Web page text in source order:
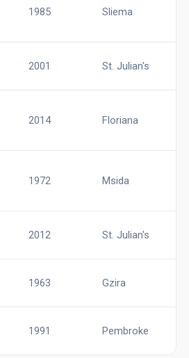
1985 Sliema
2001 St. Julian's
2014 Floriana
1972 Msida
2012 St. Julian's
1963 Gzira
1991 Pembroke